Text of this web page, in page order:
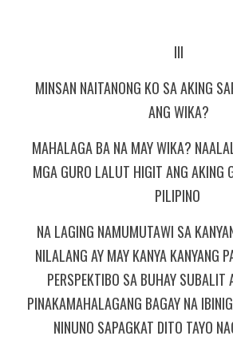
III
MINSAN NAITANONG KO SA AKING
ANG WIKA?
MAHALAGA BA NA MAY WIKA?
MGA GURO LALUT HIGIT ANG AKING
PILIPINO
NA LAGING NAMUMUTAWI SA
NILALANG AY MAY KANYA KANYANG
PERSPEKTIBO SA BUHAY SUBALIT
PINAKAMAHALAGANG BAGAY NA
NINUNO SAPAGKAT DITO TAYO